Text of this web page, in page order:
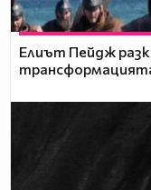
Елиът Пейдж